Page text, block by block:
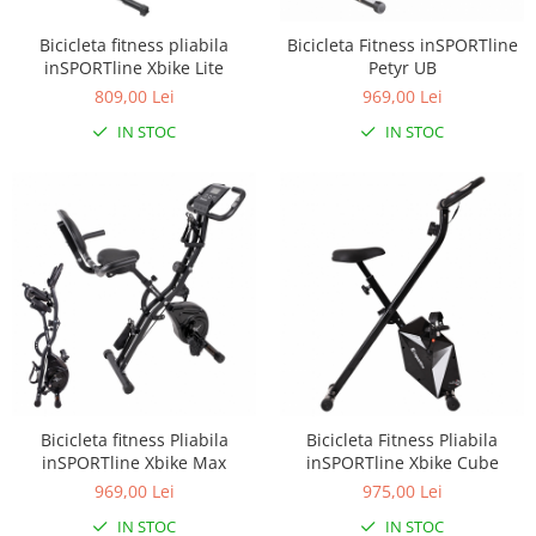
Triciclete copii si adulti
Trotinete copii si adulti
Biciclete fara pedale
Masinute fara pedale
Masinute si motociclete electrice
Marsupii
Premergatoare
Skateboard
Scaune de biciclete copii
Baie
Lenjerie mamici
Bicicleta fitness pliabila
inSPORTline Xbike Lite
809,00 Lei
IN STOC
Bicicleta Fitness inSPORTline
Petyr UB
969,00 Lei
IN STOC
Bicicleta fitness Pliabila
inSPORTline Xbike Max
969,00 Lei
IN STOC
Bicicleta Fitness Pliabila
inSPORTline Xbike Cube
975,00 Lei
IN STOC